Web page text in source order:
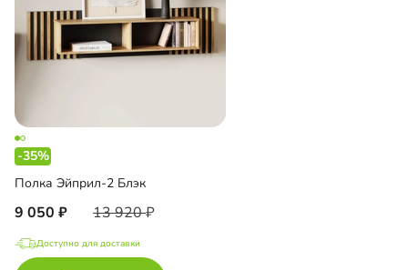
-35%
Полка Эйприл-2 Блэк
9 050 13 920
Доступно для доставки